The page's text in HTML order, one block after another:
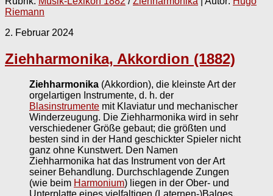
Riemann
2. Februar 2024
Ziehharmonika, Akkordion (1882)
Ziehharmonika (Akkordion), die kleinste Art der
orgelartigen Instrumente, d. h. der
Blasinstrumente mit Klaviatur und mechanischer
Winderzeugung. Die Ziehharmonika wird in sehr
verschiedener Größe gebaut; die größten und
besten sind in der Hand geschickter Spieler nicht
ganz ohne Kunstwert. Den Namen
Ziehharmonika hat das Instrument von der Art
seiner Behandlung. Durchschlagende Zungen
(wie beim Harmonium) liegen in der Ober- und